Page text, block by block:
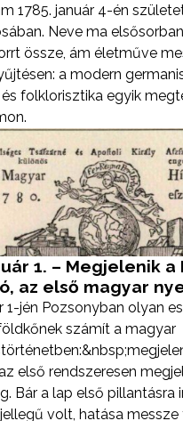
1785. január 4-én
Neve ma
össze, ám életműve
a modern
folklorisztika egyik
1. – Megjelenik a
az első magyar
1-jén Pozsonyban olyan
számít a magyar
első rendszeresen
Bár a lap első pillantásra
volt, hatása